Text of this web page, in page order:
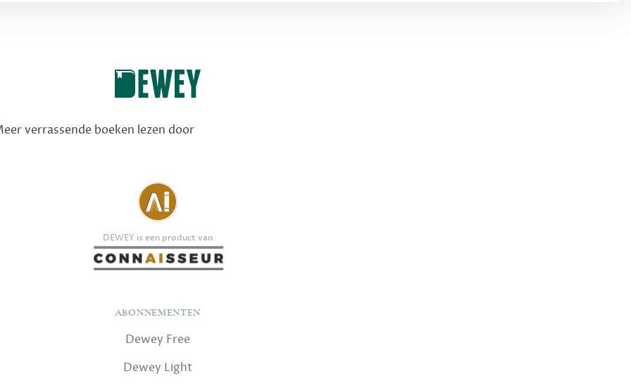
verrassende boeken lezen door
DEWEY is een product van
ABONNEMENTEN
Dewey Free
Dewey Light